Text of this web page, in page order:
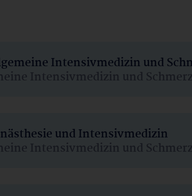
Intensivmedizin und
Intensivmedizin und
und Intensivmedizin
Intensivmedizin und